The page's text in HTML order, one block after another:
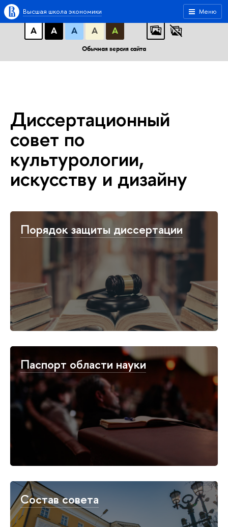
A A A АБB
АБB
А
А А А А
Обычная версия сайта
Меню
Высшая школа экономики
Диссертационный
совет по
культурологии,
искусству и дизайну
Порядок защиты диссертации
Паспорт области науки
Состав совета